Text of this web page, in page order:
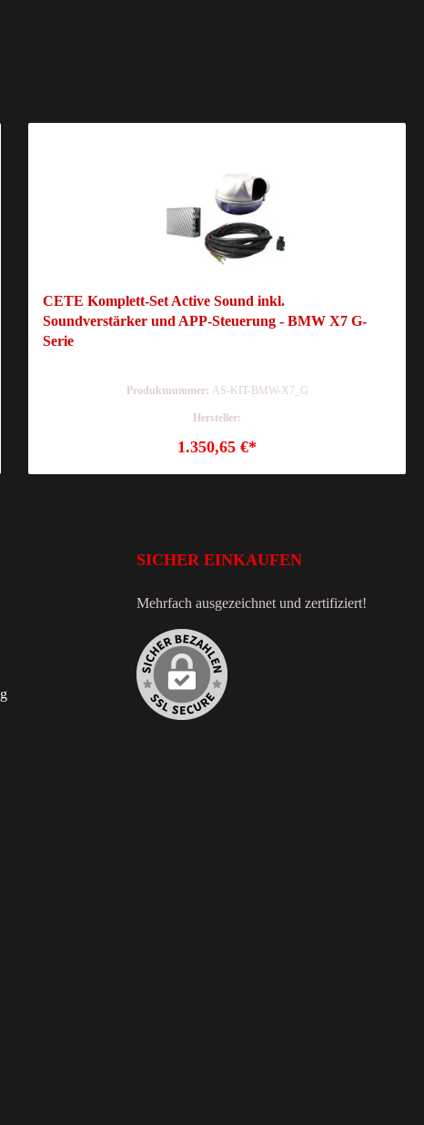
CETE Komplett-Set Active Sound inkl.
Soundverstärker und APP-Steuerung - BMW X7 G-
Serie
Produktnummer: AS-KIT-BMW-X7_G
Hersteller:
1.350,65 €*
SICHER EINKAUFEN
Mehrfach ausgezeichnet und zertifiziert!